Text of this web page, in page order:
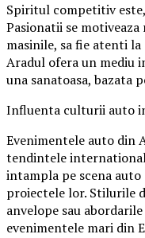
Spiritul competitiv
Pasionatii se
masinile, sa fie atenti
Aradul ofera un mediu
una sanatoasa, bazata
Influenta culturii auto
Evenimentele auto din
tendintele
intampla pe scena
proiectele lor. Stilurile
anvelope sau
evenimentele mari din